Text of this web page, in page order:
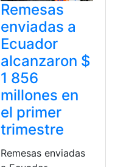
Remesas
enviadas a
Ecuador
alcanzaron $
1 856
millones en
el primer
trimestre
Remesas enviadas